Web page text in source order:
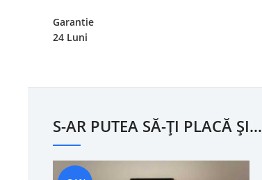
Garantie
24 Luni
S-AR PUTEA SĂ-ȚI PLACĂ ȘI…